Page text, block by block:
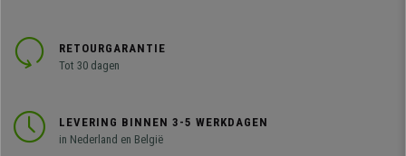
RETOURGARANTIE
Tot 30 dagen
LEVERING BINNEN 3-5 WERKDAGEN
in Nederland en België